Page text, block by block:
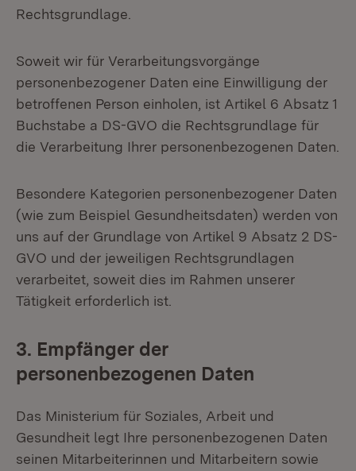
Rechtsgrundlage.
Soweit wir für Verarbeitungsvorgänge
personenbezogener Daten eine Einwilligung der
betroffenen Person einholen, ist Artikel 6 Absatz 1
Buchstabe a DS-GVO die Rechtsgrundlage für
die Verarbeitung Ihrer personenbezogenen Daten.
Besondere Kategorien personenbezogener Daten
(wie zum Beispiel Gesundheitsdaten) werden von
uns auf der Grundlage von Artikel 9 Absatz 2 DS-
GVO und der jeweiligen Rechtsgrundlagen
verarbeitet, soweit dies im Rahmen unserer
Tätigkeit erforderlich ist.
3. Empfänger der
personenbezogenen Daten
Das Ministerium für Soziales, Arbeit und
Gesundheit legt Ihre personenbezogenen Daten
seinen Mitarbeiterinnen und Mitarbeitern sowie